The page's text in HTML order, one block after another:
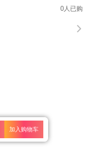
0人已购
加入购物车